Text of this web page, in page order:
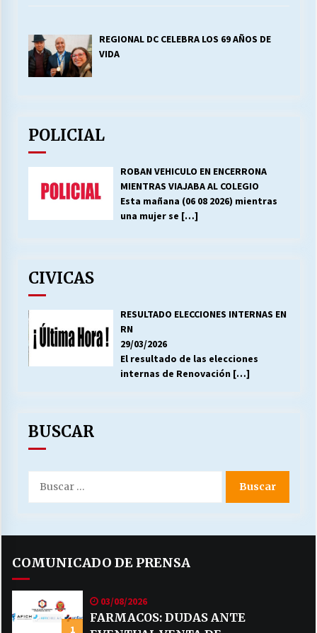
REGIONAL DC CELEBRA LOS 69 AÑOS DE
VIDA
POLICIAL
ROBAN VEHICULO EN ENCERRONA
MIENTRAS VIAJABA AL COLEGIO
Esta mañana (06 08 2026) mientras
una mujer se […]
CIVICAS
RESULTADO ELECCIONES INTERNAS EN
RN
29/03/2026
El resultado de las elecciones
internas de Renovación […]
BUSCAR
por:
COMUNICADO DE PRENSA
1
03/08/2026
FARMACOS: DUDAS ANTE